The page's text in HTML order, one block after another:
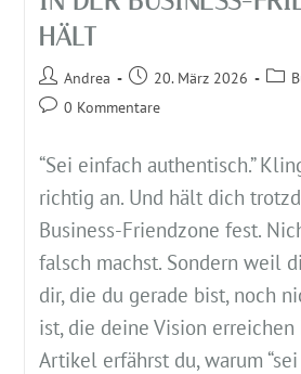
HÄLT
Andrea 20. März 2026
0 Kommentare
“Sei einfach authentisch.”
richtig an. Und hält dich
Business-Friendzone fest.
falsch machst. Sondern weil
dir, die du gerade bist, noch
ist, die deine Vision erreichen
Artikel erfährst du, warum